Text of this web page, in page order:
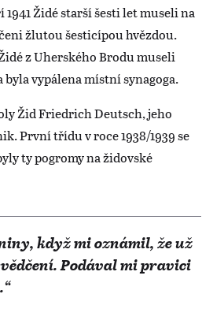
Židé starší šesti let museli na
žlutou šesticípou hvězdou.
z Uherského Brodu museli
byla vypálena místní synagoga.
Žid Friedrich Deutsch, jeho
První třídu v roce 1938/1939 se
ty pogromy na židovské
když mi oznámil, že už
Podával mi pravici